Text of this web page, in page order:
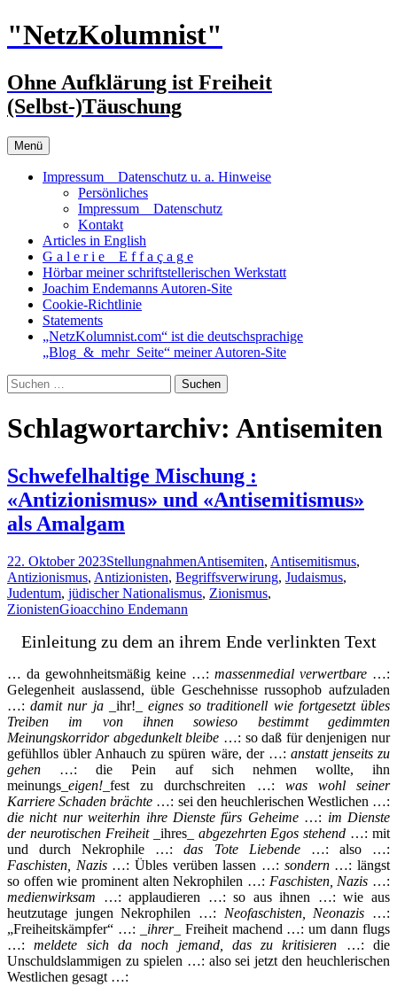
Zum
Inhalt
"NetzKolumnist"
Ohne Aufklärung ist Freiheit
(Selbst-)Täuschung
Menü
Impressum _ Datenschutz u. a. Hinweise
Persönliches
Impressum _ Datenschutz
Kontakt
Articles in English
G a l e r i e _ E f f a ç a g e
Hörbar meiner schriftstellerischen Werkstatt
Joachim Endemanns Autoren-Site
Cookie-Richtlinie
Statements
„NetzKolumnist.com“ ist die deutschsprachige
„Blog_&_mehr_Seite“ meiner Autoren-Site
Suchen
nach:
Schlagwortarchiv: Antisemiten
Schwefelhaltige Mischung :
«Antizionismus» und «Antisemitismus»
als Amalgam
22. Oktober 2023StellungnahmenAntisemiten, Antisemitismus,
Antizionismus, Antizionisten, Begriffsverwirung, Judaismus,
Judentum, jüdischer Nationalismus, Zionismus,
ZionistenGioacchino Endemann
Einleitung zu dem an ihrem Ende verlinkten Text
… da gewohnheitsmäßig keine …: massenmedial verwertbare …:
Gelegenheit auslassend, üble Geschehnisse russophob aufzuladen
…:damit nur ja_ihr!_eignes so traditionell wie fortgesetzt übles
Treiben im von ihnen sowieso bestimmt gedimmten
Meinungskorridor abgedunkelt bleibe …: so daß für denjenigen nur
gefühllos übler Anhauch zu spüren wäre, der …: anstatt jenseits zu
gehen …: die Pein auf sich nehmen wollte, ihn
meinungs_ eigen! _fest zu durchschreiten …: was wohl seiner
Karriere Schaden brächte …: sei den heuchlerischen Westlichen …:
die nicht nur weiterhin ihre Dienste fürs Geheime …: im Dienste
der neurotischen Freiheit_ihres_ abgezehrten Egos stehend …: mit
und durch Nekrophile …:das Tote Liebende…: also …:
Faschisten, Nazis…: Übles verüben lassen …: sondern…: längst
so offen wie prominent alten Nekrophilen …: Faschisten, Nazis …:
medienwirksam …: applaudieren …: so aus ihnen …: wie aus
heutzutage jungen Nekrophilen …: Neofaschisten, Neonazis …:
„Freiheitskämpfer“ …: _ ihrer_ Freiheit machend …: um dann flugs
…:meldete sich da noch jemand, das zu kritisieren …: die
Unschuldslammigen zu spielen …: also sei jetzt den heuchlerischen
Westlichen gesagt …: